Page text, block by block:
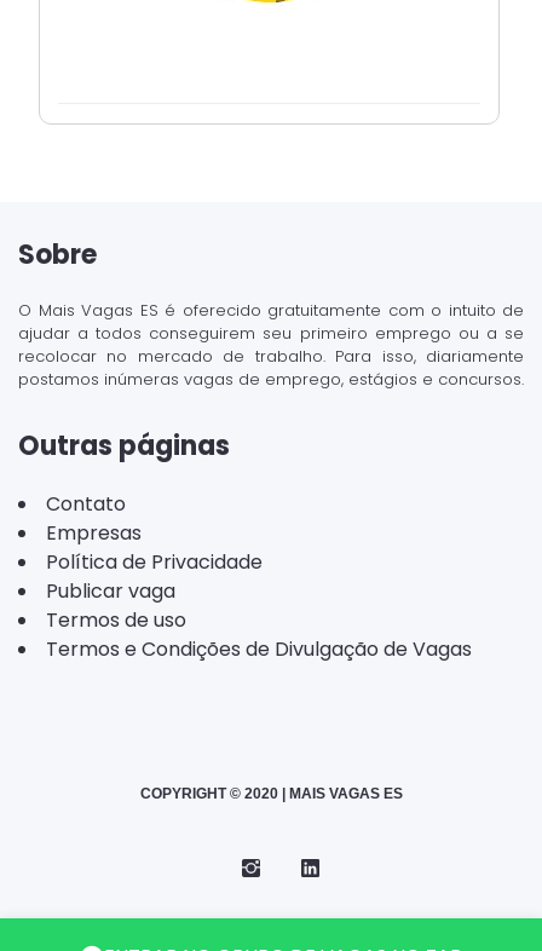
Sobre
O Mais Vagas ES é oferecido gratuitamente com o intuito de
ajudar a todos conseguirem seu primeiro emprego ou a se
recolocar no mercado de trabalho. Para isso, diariamente
postamos inúmeras vagas de emprego, estágios e concursos.
Outras páginas
Contato
Empresas
Política de Privacidade
Publicar vaga
Termos de uso
Termos e Condições de Divulgação de Vagas
COPYRIGHT © 2020 | MAIS VAGAS ES
Instagram
Telegram
LinkedIn